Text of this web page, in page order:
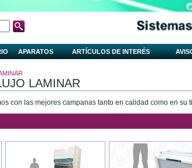
APARATOS ARTÍCULOS DE INTERÉS
LAMINAR
con las mejores campanas tanto en calidad como en su